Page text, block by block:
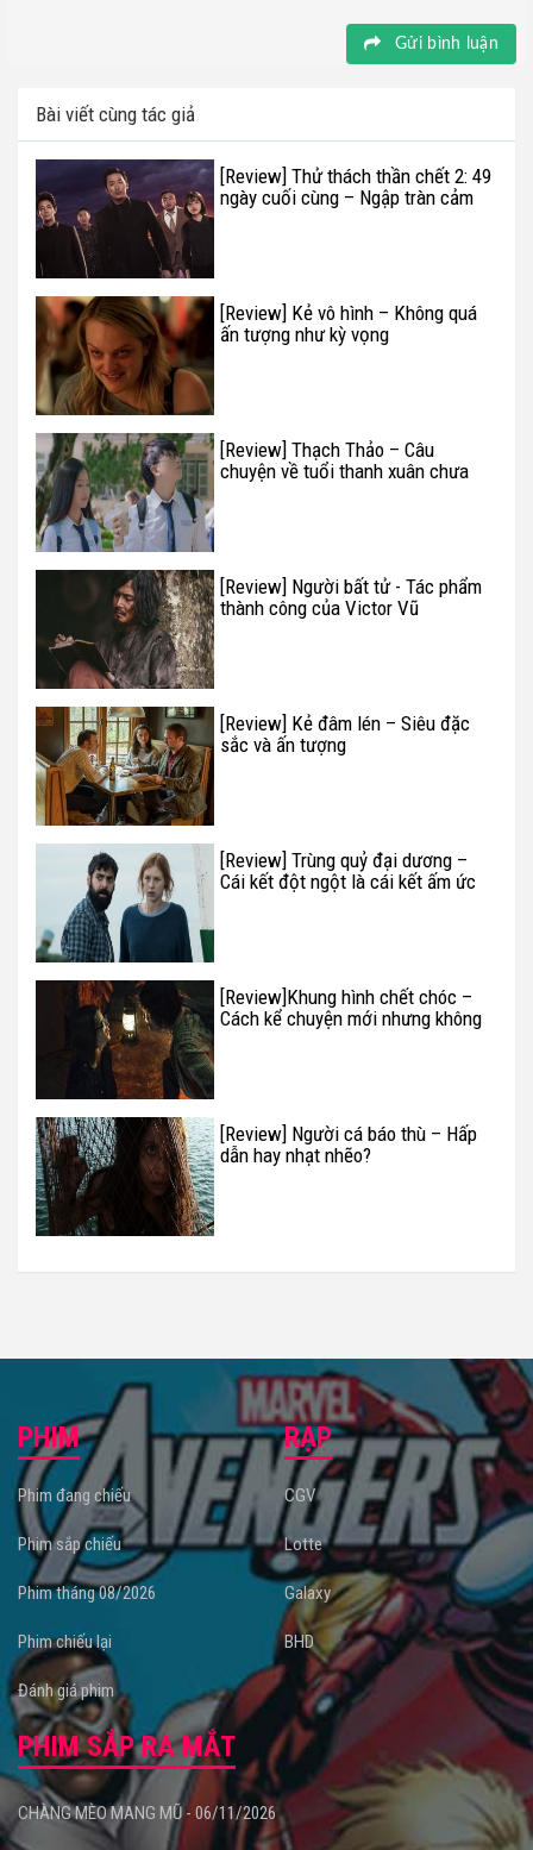
Gửi bình luận
Bài viết cùng tác giả
[Review] Thử thách thần chết 2: 49
ngày cuối cùng – Ngập tràn cảm
[Review] Kẻ vô hình – Không quá
ấn tượng như kỳ vọng
[Review] Thạch Thảo – Câu
chuyện về tuổi thanh xuân chưa
[Review] Người bất tử - Tác phẩm
thành công của Victor Vũ
[Review] Kẻ đâm lén – Siêu đặc
sắc và ấn tượng
[Review] Trùng quỷ đại dương –
Cái kết đột ngột là cái kết ấm ức
[Review]Khung hình chết chóc –
Cách kể chuyện mới nhưng không
[Review] Người cá báo thù – Hấp
dẫn hay nhạt nhẽo?
PHIM
Phim đang chiếu
Phim sắp chiếu
Phim tháng 08/2026
Phim chiếu lại
Đánh giá phim
RẠP
CGV
Lotte
Galaxy
BHD
PHIM SẮP RA MẮT
CHÀNG MÈO MANG MŨ - 06/11/2026